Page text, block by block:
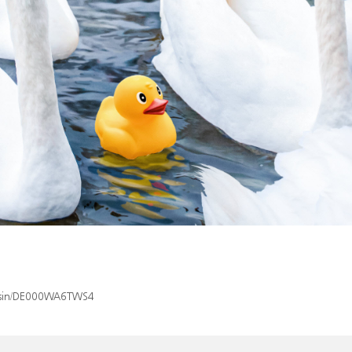
DE000WA6TWS4